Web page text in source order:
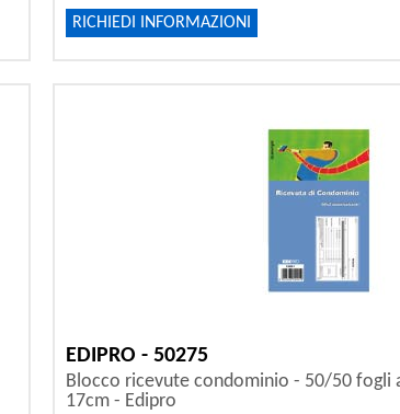
RICHIEDI INFORMAZIONI
EDIPRO - 50275
Blocco ricevute condominio - 50/50 fogli
17cm - Edipro